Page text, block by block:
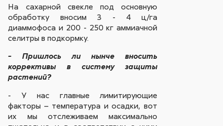
На сахарной свекле под основную
обработку вносим 3 - 4 ц/га
диаммофоса и 200 - 250 кг аммиачной
селитры в подкормку.
- Пришлось ли нынче вносить
коррективы в систему защиты
растений?
- У нас главные лимитирующие
факторы – температура и осадки, вот
их мы отслеживаем максимально